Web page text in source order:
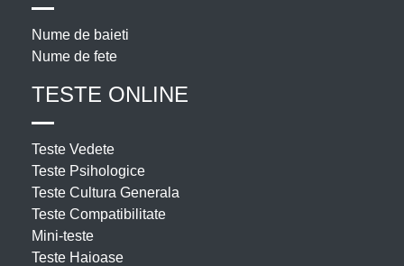
Nume de baieti
Nume de fete
TESTE ONLINE
Teste Vedete
Teste Psihologice
Teste Cultura Generala
Teste Compatibilitate
Mini-teste
Teste Haioase